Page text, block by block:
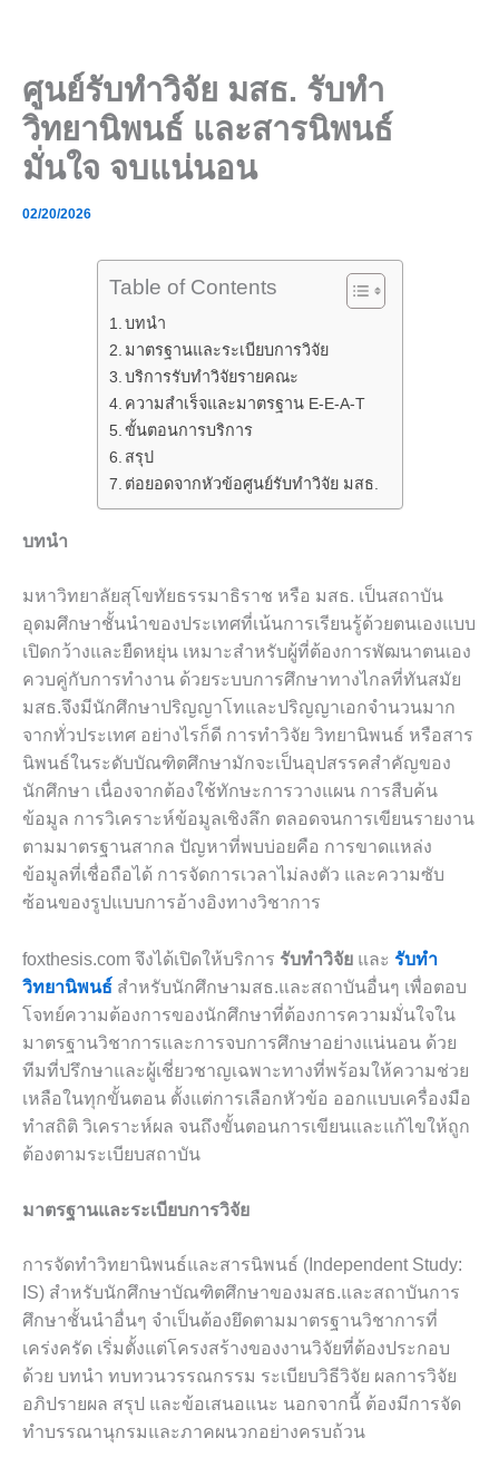
ศูนย์รับทำวิจัย มสธ. รับทำ
วิทยานิพนธ์ และสารนิพนธ์
มั่นใจ จบแน่นอน
02/20/2026
Table of Contents
บทนำ
มาตรฐานและระเบียบการวิจัย
บริการรับทำวิจัยรายคณะ
ความสำเร็จและมาตรฐาน E-E-A-T
ขั้นตอนการบริการ
สรุป
ต่อยอดจากหัวข้อศูนย์รับทำวิจัย มสธ.
บทนำ
มหาวิทยาลัยสุโขทัยธรรมาธิราช หรือ มสธ. เป็นสถาบัน
อุดมศึกษาชั้นนำของประเทศที่เน้นการเรียนรู้ด้วยตนเองแบบ
เปิดกว้างและยืดหยุ่น เหมาะสำหรับผู้ที่ต้องการพัฒนาตนเอง
ควบคู่กับการทำงาน ด้วยระบบการศึกษาทางไกลที่ทันสมัย
มสธ.จึงมีนักศึกษาปริญญาโทและปริญญาเอกจำนวนมาก
จากทั่วประเทศ อย่างไรก็ดี การทำวิจัย วิทยานิพนธ์ หรือสาร
นิพนธ์ในระดับบัณฑิตศึกษามักจะเป็นอุปสรรคสำคัญของ
นักศึกษา เนื่องจากต้องใช้ทักษะการวางแผน การสืบค้น
ข้อมูล การวิเคราะห์ข้อมูลเชิงลึก ตลอดจนการเขียนรายงาน
ตามมาตรฐานสากล ปัญหาที่พบบ่อยคือ การขาดแหล่ง
ข้อมูลที่เชื่อถือได้ การจัดการเวลาไม่ลงตัว และความซับ
ซ้อนของรูปแบบการอ้างอิงทางวิชาการ
foxthesis.com จึงได้เปิดให้บริการ รับทำวิจัย และ รับทำ
วิทยานิพนธ์ สำหรับนักศึกษามสธ.และสถาบันอื่นๆ เพื่อตอบ
โจทย์ความต้องการของนักศึกษาที่ต้องการความมั่นใจใน
มาตรฐานวิชาการและการจบการศึกษาอย่างแน่นอน ด้วย
ทีมที่ปรึกษาและผู้เชี่ยวชาญเฉพาะทางที่พร้อมให้ความช่วย
เหลือในทุกขั้นตอน ตั้งแต่การเลือกหัวข้อ ออกแบบเครื่องมือ
ทำสถิติ วิเคราะห์ผล จนถึงขั้นตอนการเขียนและแก้ไขให้ถูก
ต้องตามระเบียบสถาบัน
มาตรฐานและระเบียบการวิจัย
การจัดทำวิทยานิพนธ์และสารนิพนธ์ (Independent Study:
IS) สำหรับนักศึกษาบัณฑิตศึกษาของมสธ.และสถาบันการ
ศึกษาชั้นนำอื่นๆ จำเป็นต้องยึดตามมาตรฐานวิชาการที่
เคร่งครัด เริ่มตั้งแต่โครงสร้างของงานวิจัยที่ต้องประกอบ
ด้วย บทนำ ทบทวนวรรณกรรม ระเบียบวิธีวิจัย ผลการวิจัย
อภิปรายผล สรุป และข้อเสนอแนะ นอกจากนี้ ต้องมีการจัด
ทำบรรณานุกรมและภาคผนวกอย่างครบถ้วน